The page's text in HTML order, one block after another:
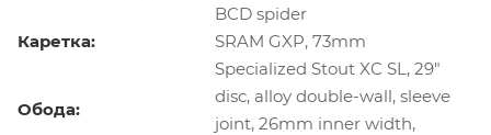
BCD spider
Каретка:
SRAM GXP, 73mm
Обода:
Specialized Stout XC SL, 29"
disc, alloy double-wall, sleeve
joint, 26mm inner width,